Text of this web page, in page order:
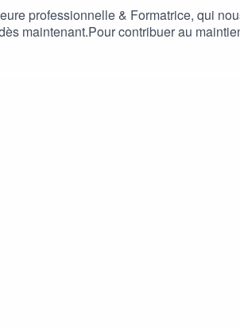
professionnelle & Formatrice, qui
maintenant.Pour contribuer au
canal-antilles/formulaires/2Ensemble
et de votre soutien.